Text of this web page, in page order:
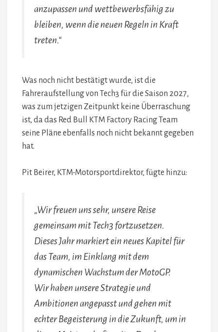
anzupassen und wettbewerbsfähig zu
bleiben, wenn die neuen Regeln in Kraft
treten.“
Was noch nicht bestätigt wurde, ist die
Fahreraufstellung von Tech3 für die Saison 2027,
was zum jetzigen Zeitpunkt keine Überraschung
ist, da das Red Bull KTM Factory Racing Team
seine Pläne ebenfalls noch nicht bekannt gegeben
hat.
Pit Beirer, KTM-Motorsportdirektor, fügte hinzu:
„Wir freuen uns sehr, unsere Reise
gemeinsam mit Tech3 fortzusetzen.
Dieses Jahr markiert ein neues Kapitel für
das Team, im Einklang mit dem
dynamischen Wachstum der MotoGP.
Wir haben unsere Strategie und
Ambitionen angepasst und gehen mit
echter Begeisterung in die Zukunft, um in